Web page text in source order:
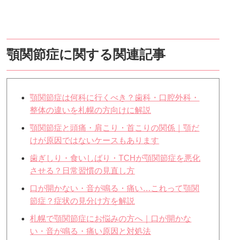
顎関節症に関する関連記事
顎関節症は何科に行くべき？歯科・口腔外科・
整体の違いを札幌の方向けに解説
顎関節症と頭痛・肩こり・首こりの関係｜顎だ
けが原因ではないケースもあります
歯ぎしり・食いしばり・TCHが顎関節症を悪化
させる？日常習慣の見直し方
口が開かない・音が鳴る・痛い…これって顎関
節症？症状の見分け方を解説
札幌で顎関節症にお悩みの方へ｜口が開かな
い・音が鳴る・痛い原因と対処法